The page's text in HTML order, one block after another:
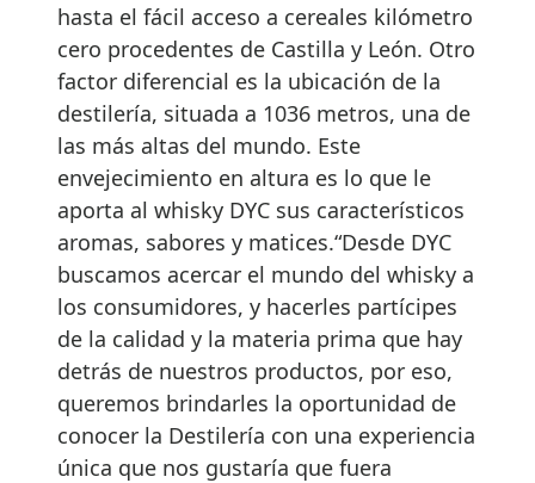
hasta el fácil acceso a cereales kilómetro
cero procedentes de Castilla y León. Otro
factor diferencial es la ubicación de la
destilería, situada a 1036 metros, una de
las más altas del mundo. Este
envejecimiento en altura es lo que le
aporta al whisky DYC sus característicos
aromas, sabores y matices.“Desde DYC
buscamos acercar el mundo del whisky a
los consumidores, y hacerles partícipes
de la calidad y la materia prima que hay
detrás de nuestros productos, por eso,
queremos brindarles la oportunidad de
conocer la Destilería con una experiencia
única que nos gustaría que fuera